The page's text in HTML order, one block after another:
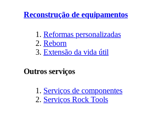
Reconstrução de equipamentos
Reformas personalizadas
Reborn
Extensão da vida útil
Outros serviços
Serviços de componentes
Serviços Rock Tools